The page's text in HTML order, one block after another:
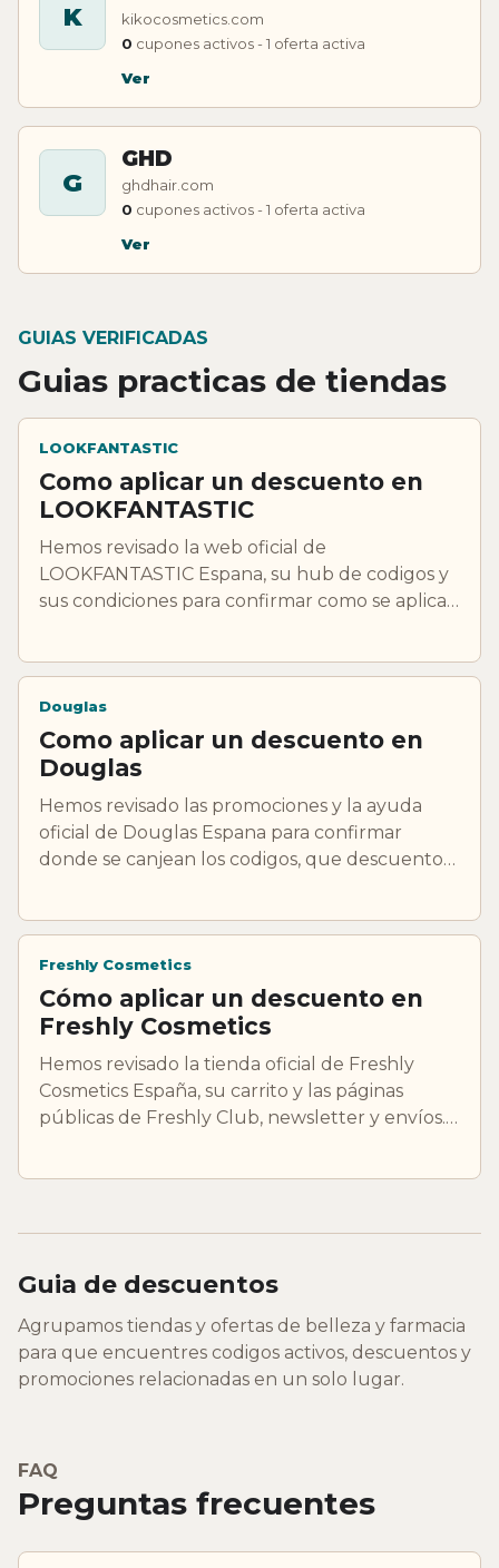
K
kikocosmetics.com
0 cupones activos - 1 oferta activa
Ver
G
GHD
ghdhair.com
0 cupones activos - 1 oferta activa
Ver
GUIAS VERIFICADAS
Guias practicas de tiendas
LOOKFANTASTIC
Como aplicar un descuento en
LOOKFANTASTIC
Hemos revisado la web oficial de
LOOKFANTASTIC Espana, su hub de codigos y
sus condiciones para confirmar como se aplican
Douglas
Como aplicar un descuento en
Douglas
Hemos revisado las promociones y la ayuda
oficial de Douglas Espana para confirmar
donde se canjean los codigos, que descuentos
Freshly Cosmetics
Cómo aplicar un descuento en
Freshly Cosmetics
Hemos revisado la tienda oficial de Freshly
Cosmetics España, su carrito y las páginas
públicas de Freshly Club, newsletter y envíos.
Guia de descuentos
Agrupamos tiendas y ofertas de belleza y farmacia
para que encuentres codigos activos, descuentos y
promociones relacionadas en un solo lugar.
FAQ
Preguntas frecuentes